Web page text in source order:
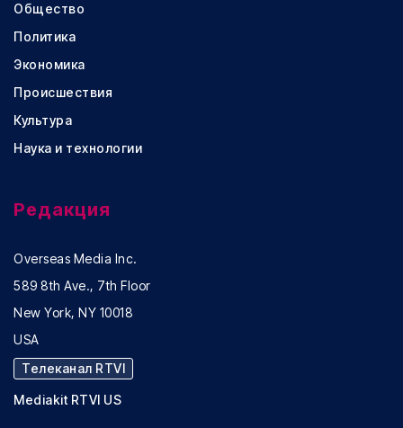
Общество
Политика
Экономика
Происшествия
Культура
Наука и технологии
Редакция
Overseas Media Inc.
589 8th Ave., 7th Floor
New York, NY 10018
USA
Телеканал RTVI
Mediakit RTVI US